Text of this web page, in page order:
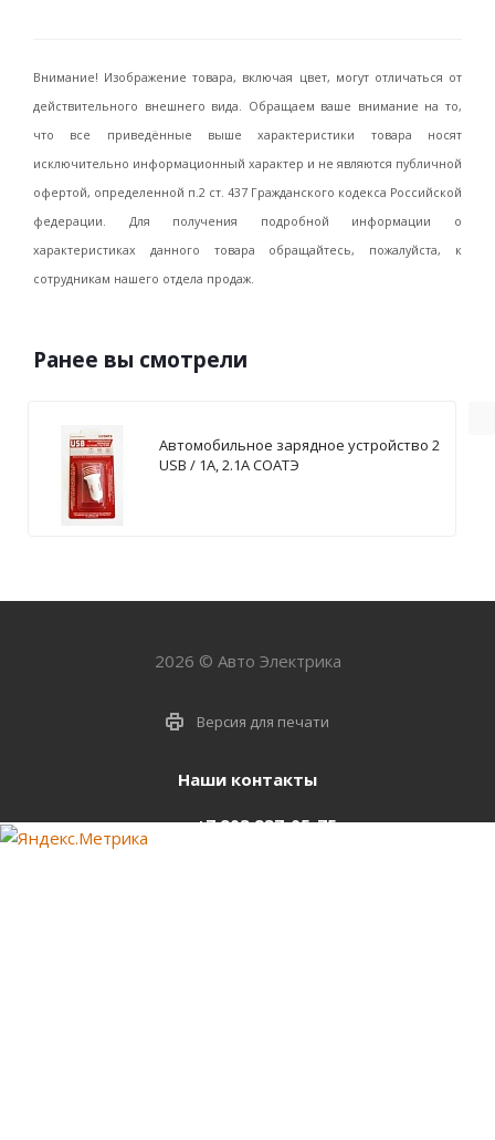
Внимание! Изображение товара, включая цвет, могут отличаться от
действительного внешнего вида. Обращаем ваше внимание на то,
что все приведённые выше характеристики товара носят
исключительно информационный характер и не являются публичной
офертой, определенной п.2 ст. 437 Гражданского кодекса Российской
федерации. Для получения подробной информации о
характеристиках данного товара обращайтесь, пожалуйста, к
сотрудникам нашего отдела продаж.
Ранее вы смотрели
Автомобильное зарядное устройство 2
USB / 1А, 2.1А СОАТЭ
2026 © Авто Электрика
Версия для печати
Наши контакты
+7 903 937-05-75